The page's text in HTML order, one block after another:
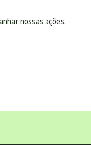
nossas ações.